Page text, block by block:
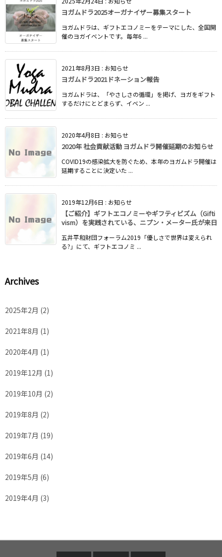
ヨガムドラ2025オーガナイザー募集スタート
ヨガムドラは、ギフトエコノミーをテーマにした、全国開
催のヨガイベントです。毎年6 ...
2021年8月3日 : お知らせ
ヨガムドラ2021ドネーション報告
ヨガムドラは、「やさしさの循環」を掲げ、ヨガをギフト
するだけにとどまらず、イベン ...
2020年4月8日 : お知らせ
2020年 社会貢献活動 ヨガムドラ開催延期のお知らせ
COVID19の感染拡大を防ぐため、本年のヨガムドラ開催は
延期することに決定いた ...
2019年12月6日 : お知らせ
【ご紹介】ギフトエコノミーやギフティビズム（Gifti
vism）を実践されている、ニプン・メーター氏が来日
五井平和財団フォーラム2019「優しさで世界は変えられ
る?」にて、ギフトエコノミ ...
Archives
2025年2月 (2)
2021年8月 (1)
2020年4月 (1)
2019年12月 (1)
2019年10月 (2)
2019年8月 (2)
2019年7月 (19)
2019年6月 (14)
2019年5月 (6)
2019年4月 (3)